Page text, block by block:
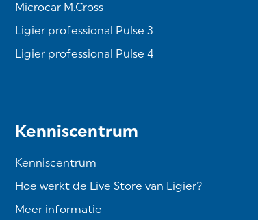
Microcar M.Cross
Ligier professional Pulse 3
Ligier professional Pulse 4
Kenniscentrum
Kenniscentrum
Hoe werkt de Live Store van Ligier?
Meer informatie